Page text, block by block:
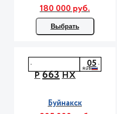
180 000 руб.
Выбрать
Р663НХ
05
Буйнакск